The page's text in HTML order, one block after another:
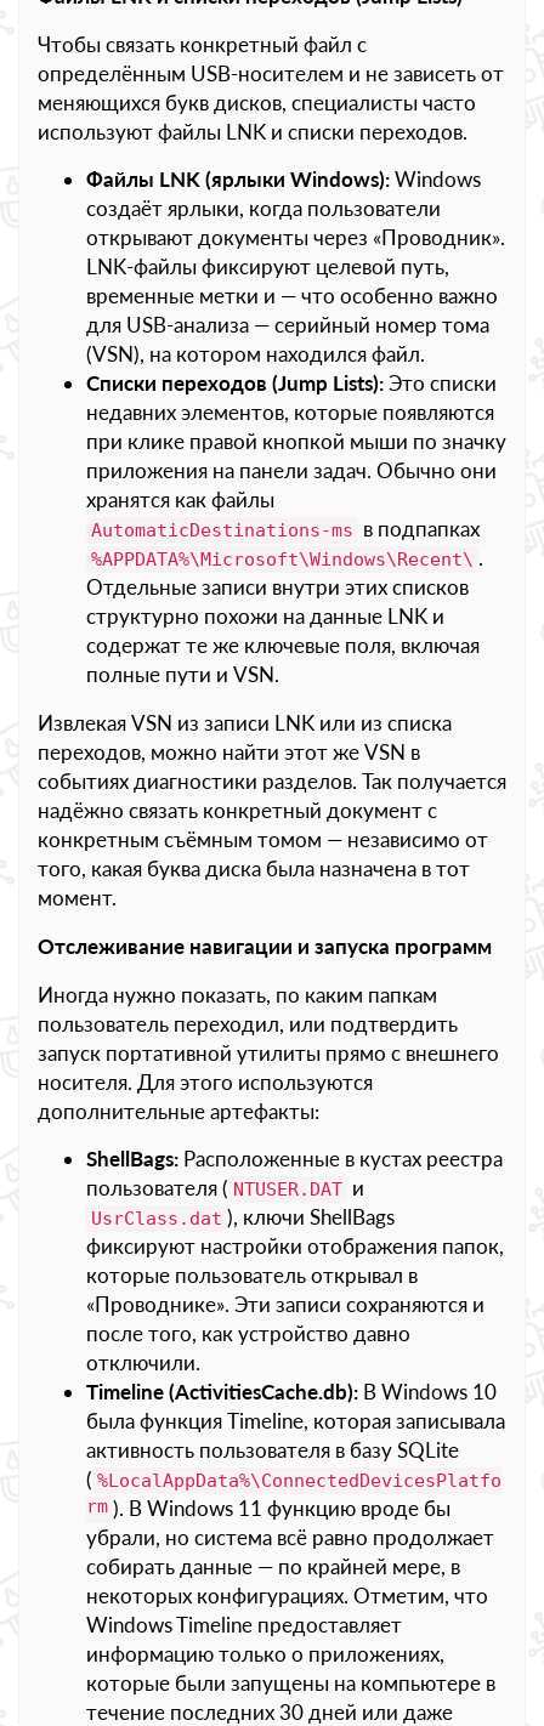
Чтобы связать конкретный файл с
определённым USB-носителем и не зависеть от
меняющихся букв дисков, специалисты часто
используют файлы LNK и списки переходов.
Файлы LNK (ярлыки Windows):Windows
создаёт ярлыки, когда пользователи
открывают документы через «Проводник».
LNK-файлы фиксируют целевой путь,
временные метки и — что особенно важно
для USB-анализа — серийный номер тома
(VSN), на котором находился файл.
Списки переходов (Jump Lists):Это списки
недавних элементов, которые появляются
при клике правой кнопкой мыши по значку
приложения на панели задач. Обычно они
хранятся как файлы
AutomaticDestinations-ms в подпапках
%APPDATA%\Microsoft\Windows\Recent\ .
Отдельные записи внутри этих списков
структурно похожи на данные LNK и
содержат те же ключевые поля, включая
полные пути и VSN.
Извлекая VSN из записи LNK или из списка
переходов, можно найти этот же VSN в
событиях диагностики разделов. Так получается
надёжно связать конкретный документ с
конкретным съёмным томом — независимо от
того, какая буква диска была назначена в тот
момент.
Отслеживание навигации и запуска программ
Иногда нужно показать, по каким папкам
пользователь переходил, или подтвердить
запуск портативной утилиты прямо с внешнего
носителя. Для этого используются
дополнительные артефакты:
ShellBags: Расположенные в кустах реестра
пользователя ( NTUSER.DAT и
UsrClass.dat ), ключи ShellBags
фиксируют настройки отображения папок,
которые пользователь открывал в
«Проводнике». Эти записи сохраняются и
после того, как устройство давно
отключили.
Timeline (ActivitiesCache.db): В Windows 10
была функция Timeline, которая записывала
активность пользователя в базу SQLite
( %LocalAppData%\ConnectedDevicesPlatfo
rm). В Windows 11 функцию вроде бы
убрали, но система всё равно продолжает
собирать данные — по крайней мере, в
некоторых конфигурациях. Отметим, что
Windows Timeline предоставляет
информацию только о приложениях,
которые были запущены на компьютере в
течение последних 30 дней или даже